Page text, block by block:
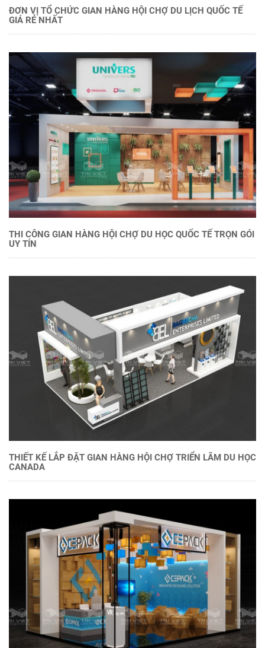
ĐƠN VỊ TỔ CHỨC GIAN HÀNG HỘI CHỢ DU LỊCH QUỐC TẾ
GIÁ RẺ NHẤT
THI CÔNG GIAN HÀNG HỘI CHỢ DU HỌC QUỐC TẾ TRỌN GÓI
UY TÍN
THIẾT KẾ LẮP ĐẶT GIAN HÀNG HỘI CHỢ TRIỂN LÃM DU HỌC
CANADA